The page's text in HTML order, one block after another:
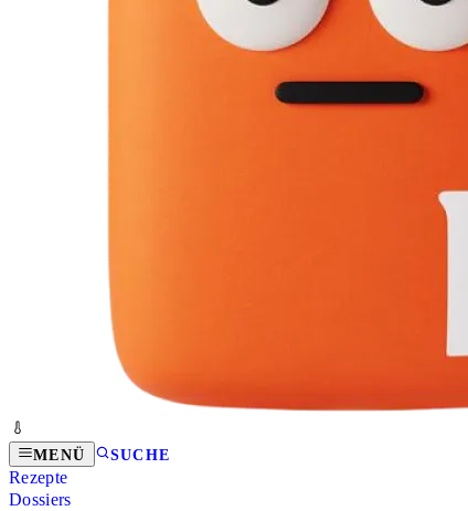
MENÜ SUCHE
Rezepte
Dossiers